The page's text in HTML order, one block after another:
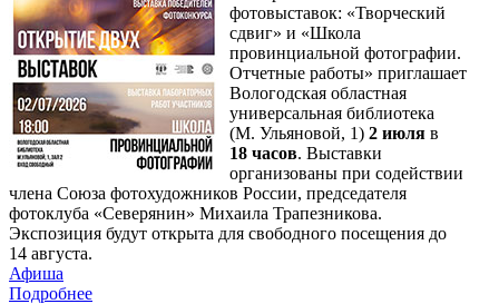
фотовыставок: «Творческий
сдвиг» и «Школа
провинциальной фотографии.
Отчетные работы» приглашает
Вологодская областная
универсальная библиотека
(М. Ульяновой, 1) 2 июля в
18 часов. Выставки
организованы при содействии
члена Союза фотохудожников России, председателя
фотоклуба «Северянин» Михаила Трапезникова.
Экспозиция будут открыта для свободного посещения до
14 августа.
Афиша
Подробнее